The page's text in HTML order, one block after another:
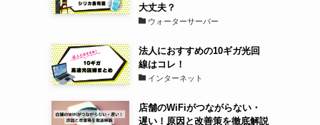
大丈夫？
ウォーターサーバー
法人におすすめの10ギガ光回
線はコレ！
インターネット
店舗のWiFiがつながらない・
遅い！原因と改善策を徹底解説